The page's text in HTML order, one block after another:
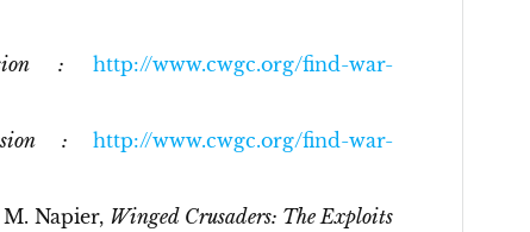
:http://www.cwgc.org/find-war-
:http://www.cwgc.org/find-war-
Napier, Winged Crusaders: The Exploits